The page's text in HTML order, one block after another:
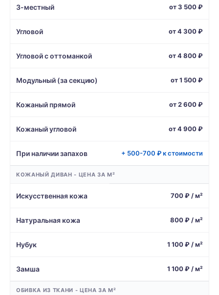
3-местный от 3 500 ₽
Угловой от 4 300 ₽
Угловой с оттоманкой от 4 800 ₽
Модульный (за секцию) от 1 500 ₽
Кожаный прямой от 2 600 ₽
Кожаный угловой от 4 900 ₽
При наличии запахов + 500-700 ₽ к стоимости
КОЖАНЫЙ ДИВАН - ЦЕНА ЗА М²
Искусственная кожа 700 ₽ / м²
Натуральная кожа 800 ₽ / м²
Нубук 1 100 ₽ / м²
Замша 1 100 ₽ / м²
ОБИВКА ИЗ ТКАНИ - ЦЕНА ЗА М²